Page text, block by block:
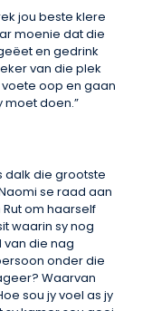
jou beste klere
moenie dat die
en gedrink
van die plek
oop en gaan
moet doen.”
dalk die grootste
se raad aan
Rut om haarself
waarin sy nog
van die nag
onder die
Waarvan
sou jy voel as jy